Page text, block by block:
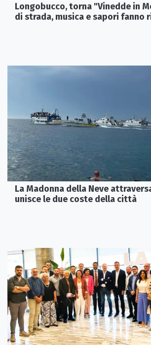
Longobucco, torna "Vinedde in
di strada, musica e sapori fanno
La Madonna della Neve
unisce le due coste della città